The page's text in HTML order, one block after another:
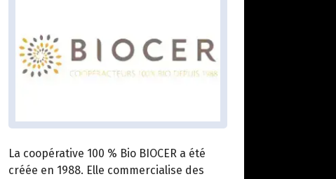
La coopérative 100 % Bio BIOCER a été
créée en 1988. Elle commercialise des